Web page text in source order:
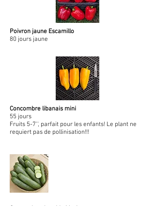
Poivron jaune Escamillo
80 jours jaune
Concombre libanais mini
55 jours
Fruits 5-7'', parfait pour les enfants! Le plant ne
requiert pas de pollinisation!!!